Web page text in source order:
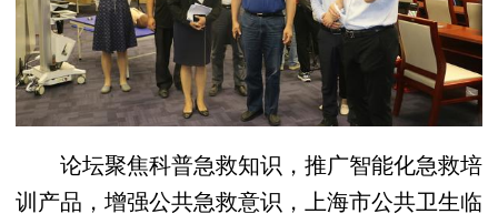
论坛聚焦科普急救知识，推广智能化急救培
训产品，增强公共急救意识，上海市公共卫生临